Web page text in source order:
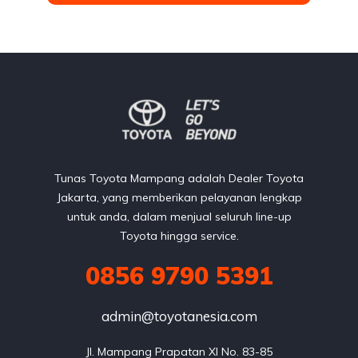
Tunas Toyota Mampang adalah Dealer Toyota
Jakarta, yang memberikan pelayanan lengkap
untuk anda, dalam menjual seluruh line-up
Toyota hingga service.
0856 9790 5391
admin@toyotanesia.com
Jl. Mampang Prapatan XI No. 83-85